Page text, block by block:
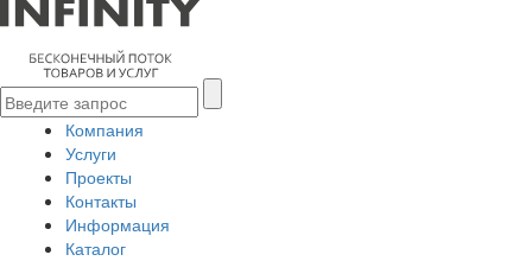
Компания
Услуги
Проекты
Контакты
Информация
Каталог